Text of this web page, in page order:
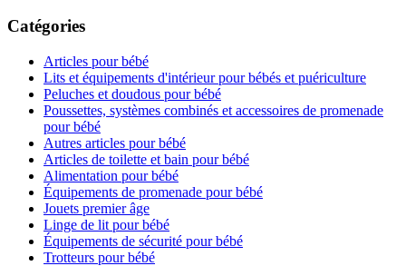
Catégories
Articles pour bébé
Lits et équipements d'intérieur pour bébés et puériculture
Peluches et doudous pour bébé
Poussettes, systèmes combinés et accessoires de promenade
pour bébé
Autres articles pour bébé
Articles de toilette et bain pour bébé
Alimentation pour bébé
Équipements de promenade pour bébé
Jouets premier âge
Linge de lit pour bébé
Équipements de sécurité pour bébé
Trotteurs pour bébé